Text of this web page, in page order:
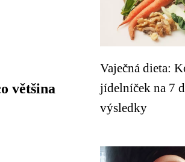
většina
Vaječná dieta:
jídelníček na 7
výsledky